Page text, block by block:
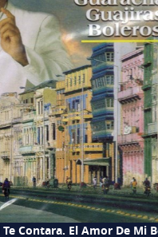
Te Contara. El Amor De Mi